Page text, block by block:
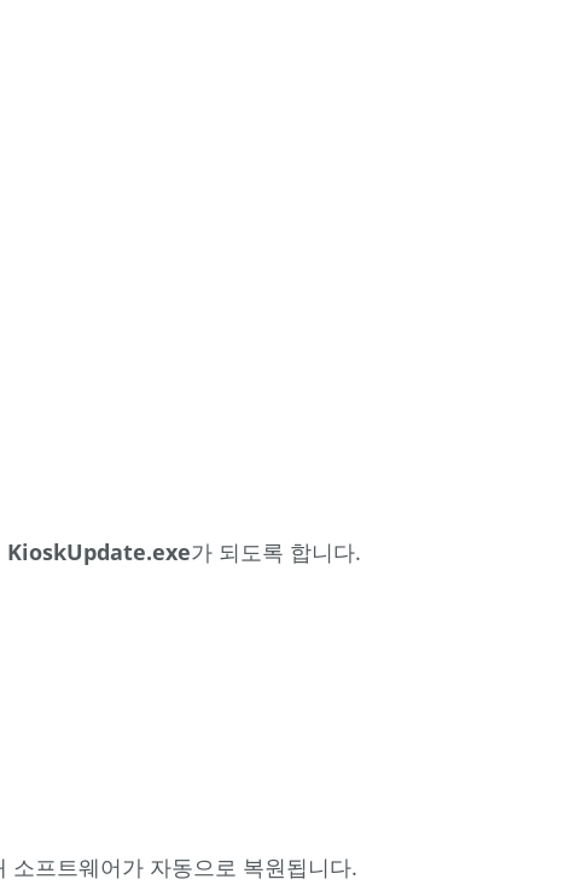
KioskUpdate.exe가 되도록 합니다.
소프트웨어가 자동으로 복원됩니다.